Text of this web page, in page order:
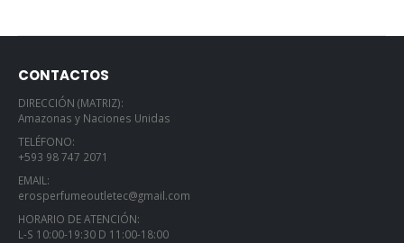
CONTACTOS
DIRECCIÓN (MATRIZ):
Amazonas y Naciones Unidas
TELÉFONO:
+593 98 747 2071
EMAIL:
erosperfumeoutletec@gmail.com
HORARIO DE ATENCIÓN:
L-S 10:00-19:30 D 11:00-18:00